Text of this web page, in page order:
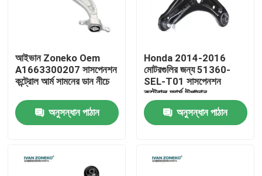
আইভান Zoneko Oem
A1663300207 সাসপেনশন
কন্ট্রোল আর্ম সামনের ডান নীচে
অনুসন্ধান পাঠান
Honda 2014-2016
মোটরগুলির জন্য 51360-
SEL-T01 সাসপেনশন
কন্ট্রোল আর্ম উপাদান
অনুসন্ধান পাঠান